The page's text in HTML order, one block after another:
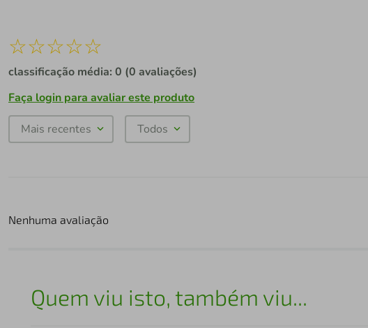
☆☆☆☆☆
classificação média: 0 (0 avaliações)
Faça login para avaliar este produto
Mais recentes Todos
Nenhuma avaliação
Quem viu isto, também viu...